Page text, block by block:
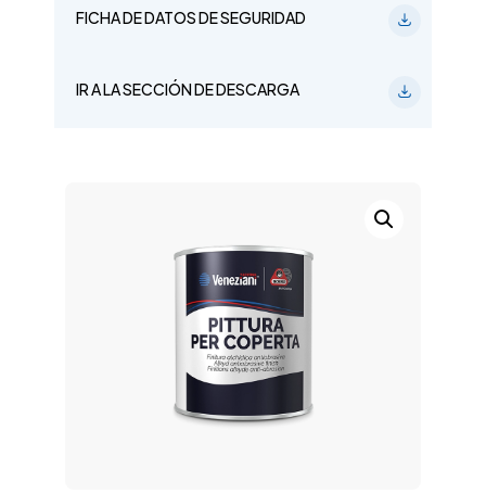
FICHA DE DATOS DE SEGURIDAD
IR A LA SECCIÓN DE DESCARGA